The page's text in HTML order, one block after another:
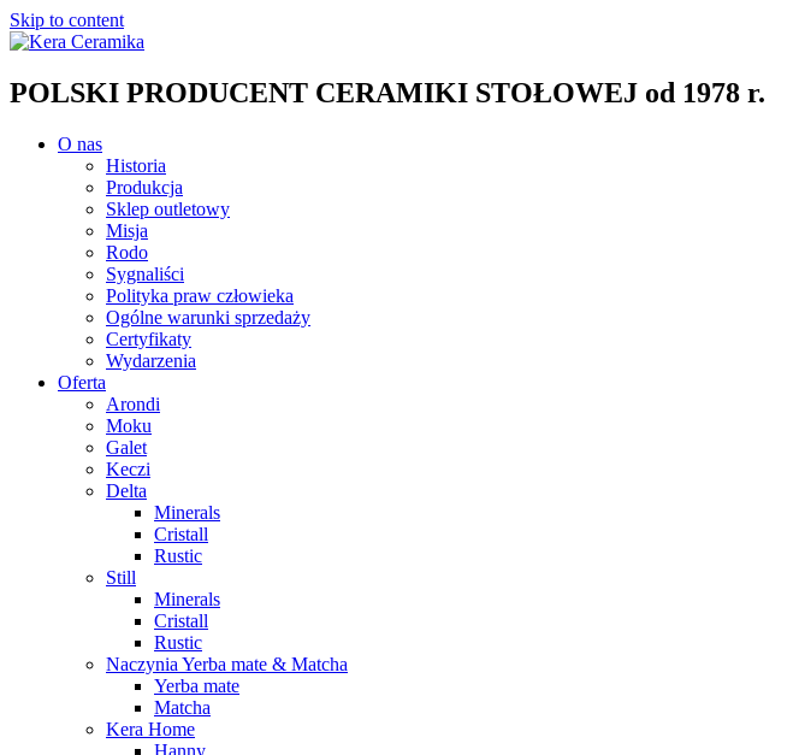
Skip to content
POLSKI PRODUCENT CERAMIKI STOŁOWEJ od 1978 r.
O nas
Historia
Produkcja
Sklep outletowy
Misja
Rodo
Sygnaliści
Polityka praw człowieka
Ogólne warunki sprzedaży
Certyfikaty
Wydarzenia
Oferta
Arondi
Moku
Galet
Keczi
Delta
Minerals
Cristall
Rustic
Still
Minerals
Cristall
Rustic
Naczynia Yerba mate & Matcha
Yerba mate
Matcha
Kera Home
Hanny